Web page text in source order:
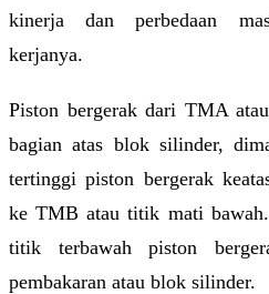
kinerja dan perbedaan
kerjanya.
Piston bergerak dari TMA
bagian atas blok silinder,
tertinggi piston bergerak
ke TMB atau titik mati
titik terbawah piston
pembakaran atau blok silinder.